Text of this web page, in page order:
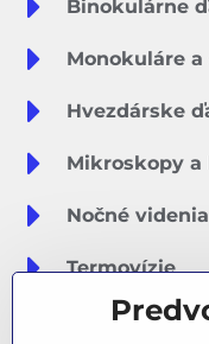
Binokulárne
Monokuláre
Hvezdárske
Mikroskopy a
Nočné videnia
Termovízie
Meteostanice